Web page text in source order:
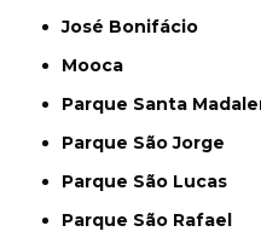
José Bonifácio
Mooca
Parque Santa
Parque São Jorge
Parque São Lucas
Parque São Rafael